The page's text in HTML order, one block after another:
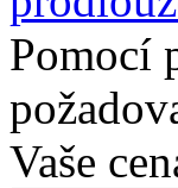
Pomocí
Vaše